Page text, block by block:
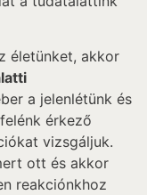
életünket, akkor
a jelenlétünk és
érkező
vizsgáljuk.
ott és akkor
reakciónkhoz